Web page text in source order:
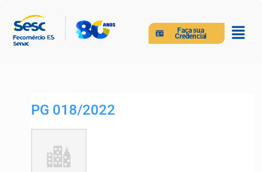
Faça sua
Credencial
PG 018/2022